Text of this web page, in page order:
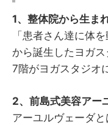
1、整体院から生ま
「患者さん達に体
から誕生したヨガス
7階がヨガスタジオ
2、前島式美容アー
アーユルヴェーダ